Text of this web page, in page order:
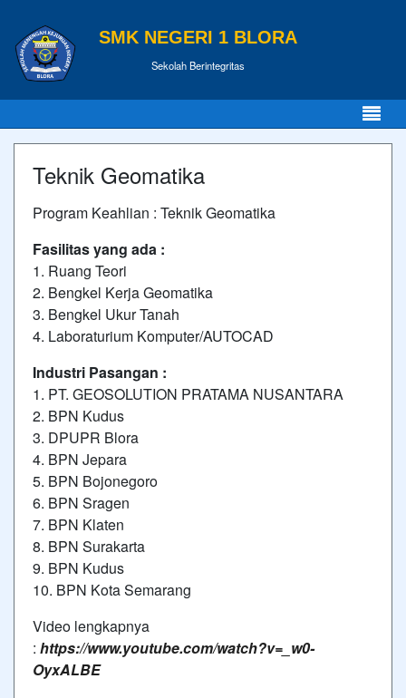
SMK NEGERI 1 BLORA
Sekolah Berintegritas
Teknik Geomatika
Program Keahlian : Teknik Geomatika
Fasilitas yang ada :
1. Ruang Teori
2. Bengkel Kerja Geomatika
3. Bengkel Ukur Tanah
4. Laboraturium Komputer/AUTOCAD
Industri Pasangan :
1. PT. GEOSOLUTION PRATAMA NUSANTARA
2. BPN Kudus
3. DPUPR Blora
4. BPN Jepara
5. BPN Bojonegoro
6. BPN Sragen
7. BPN Klaten
8. BPN Surakarta
9. BPN Kudus
10. BPN Kota Semarang
Video lengkapnya
: https://www.youtube.com/watch?v=_w0-
OyxALBE